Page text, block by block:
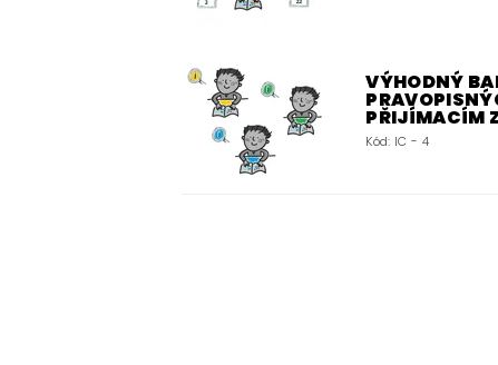
VÝHODNÝ
PŘIJÍMACÍM
Kód: IC - 4